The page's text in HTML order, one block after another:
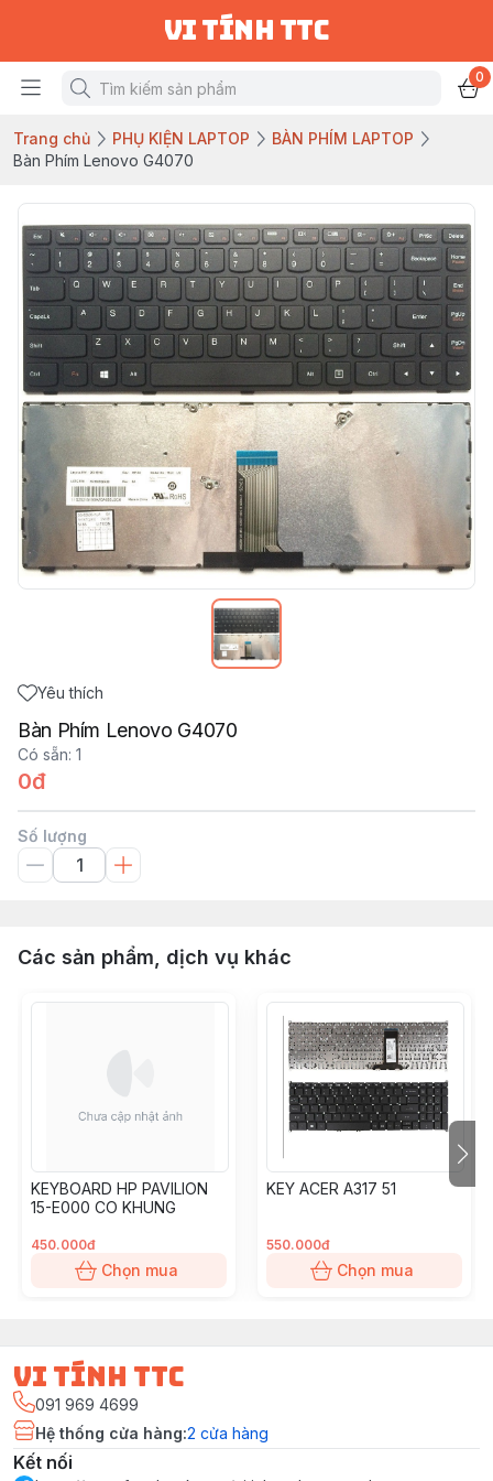
vi tính ttc
0
Trang chủ PHỤ KIỆN LAPTOP
BÀN PHÍM LAPTOP
Bàn Phím Lenovo G4070
Yêu thích
Bàn Phím Lenovo G4070
Có sẵn: 1
0đ
Số lượng
Các sản phẩm, dịch vụ khác
KEYBOARD HP PAVILION
15-E000 CO KHUNG
450.000đ
Chọn mua
KEY ACER A317 51
550.000đ
Chọn mua
vi tính ttc
091 969 4699
Hệ thống cửa hàng:2 cửa hàng
Kết nối